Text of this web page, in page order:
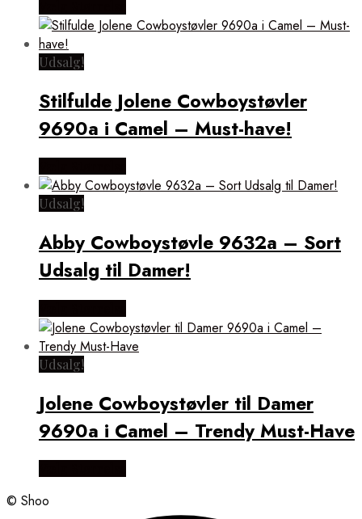
Udsalg!
Stilfulde Jolene Cowboystøvler
9690a i Camel – Must-have!
Udsalg!
Abby Cowboystøvle 9632a – Sort
Udsalg til Damer!
Udsalg!
Jolene Cowboystøvler til Damer
9690a i Camel – Trendy Must-Have
© Shoo